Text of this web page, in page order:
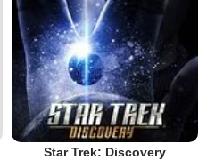
Star Trek: Discovery